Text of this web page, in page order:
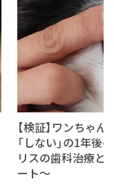
【検証】ワンちゃん
「しない」の1年後
リスの歯科治療と
ート～